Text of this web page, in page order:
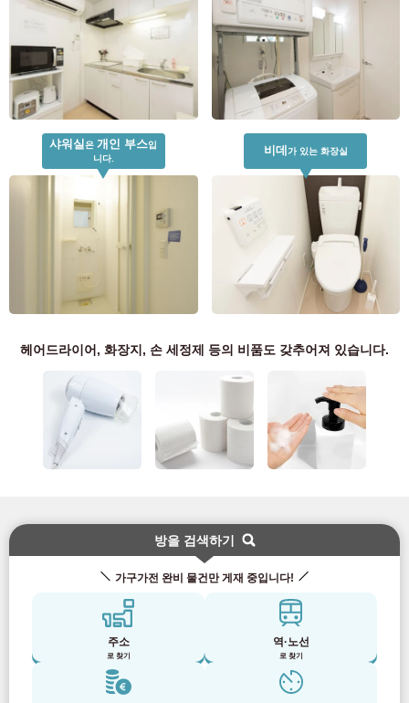
샤워실은개인 부스입
니다.
비데 가 있는 화장실
헤어드라이어, 화장지, 손 세정제 등의 비품도 갖추어져 있습니다.
방을 검색하기
가구가전 완비 물건만 게재 중입니다!
주소
로 찾기
역·노선
로 찾기
예정 입주자 및 입주자 전용
03-6712-4344